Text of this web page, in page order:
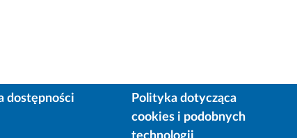
dostępności
Polityka dotycząca
cookies i podobnych